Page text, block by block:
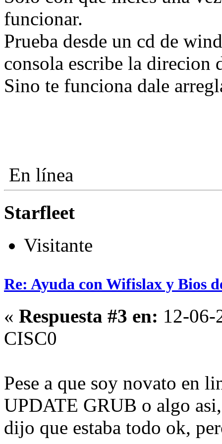
funcionar.
Prueba desde un cd de
consola escribe la
Sino te funciona dale
En línea
Starfleet
Visitante
Re: Ayuda con Wifislax y Bios
« Respuesta #3 en: 12-06-
CISC0
Pese a que soy novato en
UPDATE GRUB o algo
dijo que estaba todo ok,